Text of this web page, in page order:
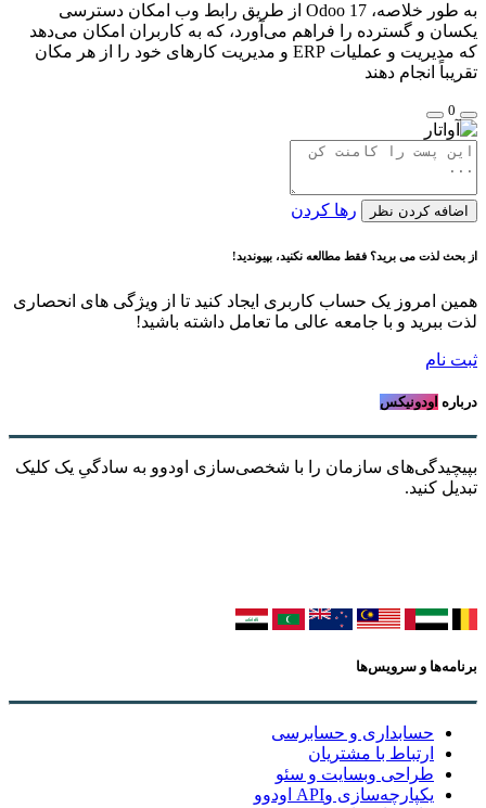
به طور خلاصه، Odoo 17 از طریق رابط وب امکان دسترسی
یکسان و گسترده را فراهم می‌آورد، که به کاربران امکان می‌دهد
که مدیریت و عملیات ERP و مدیریت کارهای خود را از هر مکان
تقریباً انجام دهند
0
اضافه کردن نظر رها کردن
از بحث لذت می برید؟ فقط مطالعه نکنید، بپیوندید!
همین امروز یک حساب کاربری ایجاد کنید تا از ویژگی های انحصاری
لذت ببرید و با جامعه عالی ما تعامل داشته باشید!
ثبت نام
درباره اودونیکس
بپیچیدگی‌های سازمان را با شخصی‌سازی اودوو به سادگیِ یک کلیک
تبدیل کنید.
برنامه‌ها و سرویس‌ها
حسابداری و حسابرسی
ارتباط با مشتریان
طراحی وبسایت و سئو
یکپارچه‌سازی وAPI اودوو